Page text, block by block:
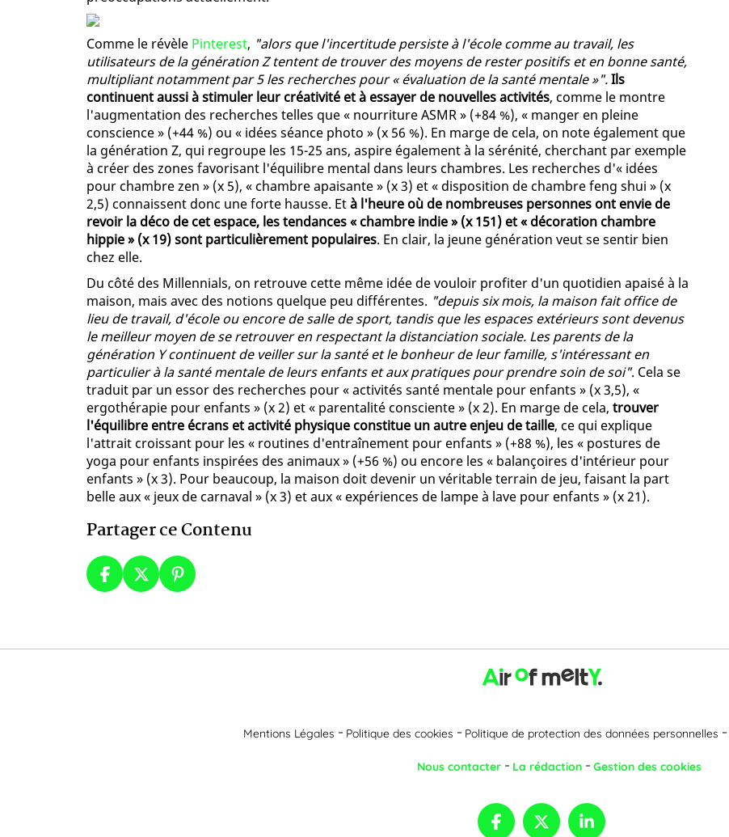
Comme le révèle Pinterest, "alors que l'incertitude persiste à l'école comme au travail, les
utilisateurs de la génération Z tentent de trouver des moyens de rester positifs et en bonne santé,
multipliant notamment par 5 les recherches pour « évaluation de la santé mentale »".Ils
continuent aussi à stimuler leur créativité et à essayer de nouvelles activités, comme le montre
l'augmentation des recherches telles que « nourriture ASMR » (+84 %), « manger en pleine
conscience » (+44 %) ou « idées séance photo » (x 56 %). En marge de cela, on note également que
la génération Z, qui regroupe les 15-25 ans, aspire également à la sérénité, cherchant par exemple
à créer des zones favorisant l'équilibre mental dans leurs chambres. Les recherches d'« idées
pour chambre zen » (x 5), « chambre apaisante » (x 3) et « disposition de chambre feng shui » (x
2,5) connaissent donc une forte hausse. Età l'heure où de nombreuses personnes ont envie de
revoir la déco de cet espace, les tendances « chambre indie » (x 151) et « décoration chambre
hippie » (x 19) sont particulièrement populaires. En clair, la jeune génération veut se sentir bien
chez elle.
Du côté des Millennials, on retrouve cette même idée de vouloir profiter d'un quotidien apaisé à la
maison, mais avec des notions quelque peu différentes. "depuis six mois, la maison fait office de
lieu de travail, d'école ou encore de salle de sport, tandis que les espaces extérieurs sont devenus
le meilleur moyen de se retrouver en respectant la distanciation sociale. Les parents de la
génération Y continuent de veiller sur la santé et le bonheur de leur famille, s'intéressant en
particulier à la santé mentale de leurs enfants et aux pratiques pour prendre soin de soi". Cela se
traduit par un essor des recherches pour « activités santé mentale pour enfants » (x 3,5), «
ergothérapie pour enfants » (x 2) et « parentalité consciente » (x 2). En marge de cela, trouver
l'équilibre entre écrans et activité physique constitue un autre enjeu de taille, ce qui explique
l'attrait croissant pour les « routines d'entraînement pour enfants » (+88 %), les « postures de
yoga pour enfants inspirées des animaux » (+56 %) ou encore les « balançoires d'intérieur pour
enfants » (x 3). Pour beaucoup, la maison doit devenir un véritable terrain de jeu, faisant la part
belle aux « jeux de carnaval » (x 3) et aux « expériences de lampe à lave pour enfants » (x 21).
Partager ce Contenu
Mentions Légales Politique des cookies Politique de protection des données personnelles
Nous contacter La rédaction Gestion des cookies